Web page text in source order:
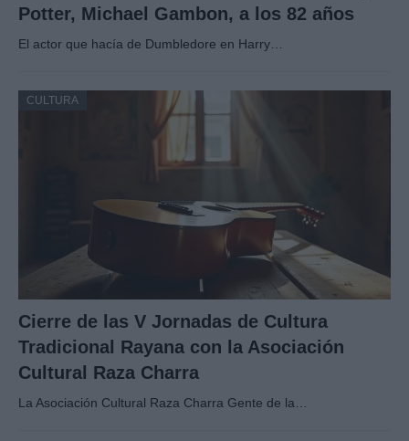
Potter, Michael Gambon, a los 82 años
El actor que hacía de Dumbledore en Harry…
CULTURA
Cierre de las V Jornadas de Cultura
Tradicional Rayana con la Asociación
Cultural Raza Charra
La Asociación Cultural Raza Charra Gente de la…